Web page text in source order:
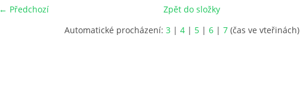
← Předchozí
Zpět do složky
Automatické procházení: 3 | 4 | 5 | 6 | 7 (čas ve vteřinách)